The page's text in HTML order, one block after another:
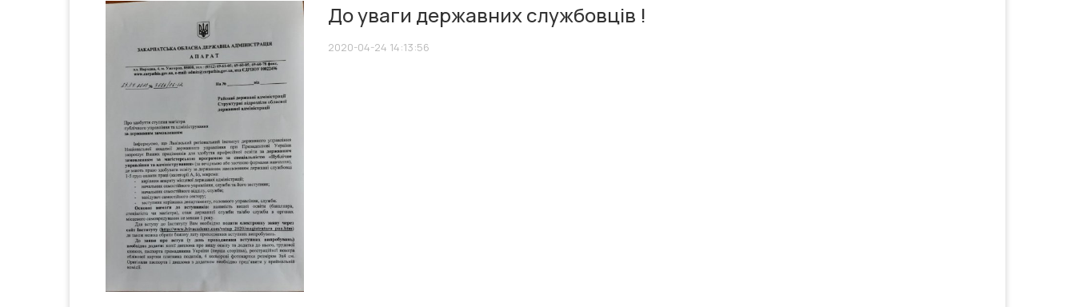
До уваги державних службовців !
2020-04-24 14:13:56